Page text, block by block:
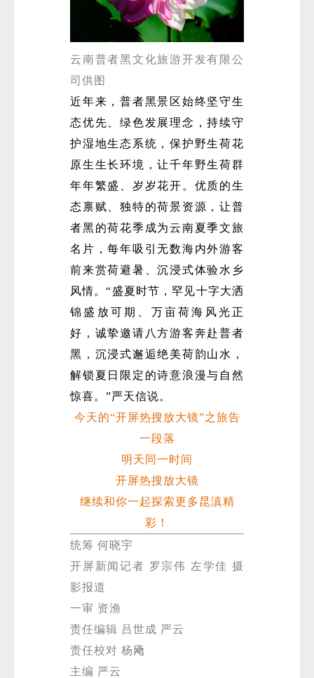
云南普者黑文化旅游开发有限公
司供图
近年来，普者黑景区始终坚守生
态优先、绿色发展理念，持续守
护湿地生态系统，保护野生荷花
原生生长环境，让千年野生荷群
年年繁盛、岁岁花开。优质的生
态禀赋、独特的荷景资源，让普
者黑的荷花季成为云南夏季文旅
名片，每年吸引无数海内外游客
前来赏荷避暑、沉浸式体验水乡
风情。“盛夏时节，罕见十字大洒
锦盛放可期、万亩荷海风光正
好，诚挚邀请八方游客奔赴普者
黑，沉浸式邂逅绝美荷韵山水，
解锁夏日限定的诗意浪漫与自然
惊喜。”严天信说。
今天的“开屏热搜放大镜”之旅告
一段落
明天同一时间
开屏热搜放大镜
继续和你一起探索更多昆滇精
彩！
统筹 何晓宇
开屏新闻记者 罗宗伟 左学佳 摄
影报道
一审 资渔
责任编辑 吕世成 严云
责任校对 杨飏
主编 严云